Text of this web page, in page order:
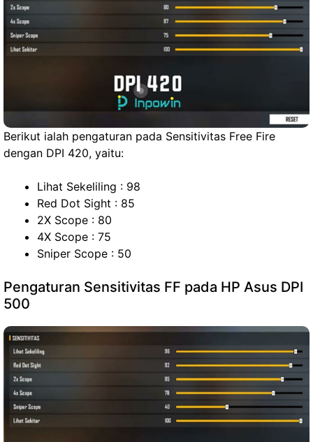
Berikut ialah pengaturan pada Sensitivitas Free Fire
dengan DPI 420, yaitu:
Lihat Sekeliling : 98
Red Dot Sight : 85
2X Scope : 80
4X Scope : 75
Sniper Scope : 50
Pengaturan Sensitivitas FF pada HP Asus DPI
500